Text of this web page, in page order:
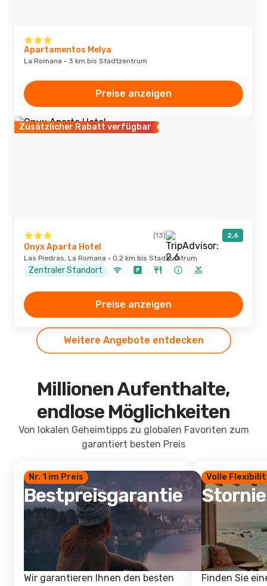
Apartamentos Melya
La Romana · 3 km bis Stadtzentrum
Preise anzeigen
Zusätzlicher Rabatt verfügbar
(13) 2,6
Onyx Aparta Hotel
Las Piedras, La Romana · 0,2 km bis Stadtzentrum
Zentraler Standort
Preise anzeigen
Weitere Angebote entdecken
Millionen Aufenthalte,
endlose Möglichkeiten
Von lokalen Geheimtipps zu globalen Favoriten zum
garantiert besten Preis
Nr. 1 im Preis
Bestpreisgarantie
Wir garantieren Ihnen den besten
Volle
Finden Sie